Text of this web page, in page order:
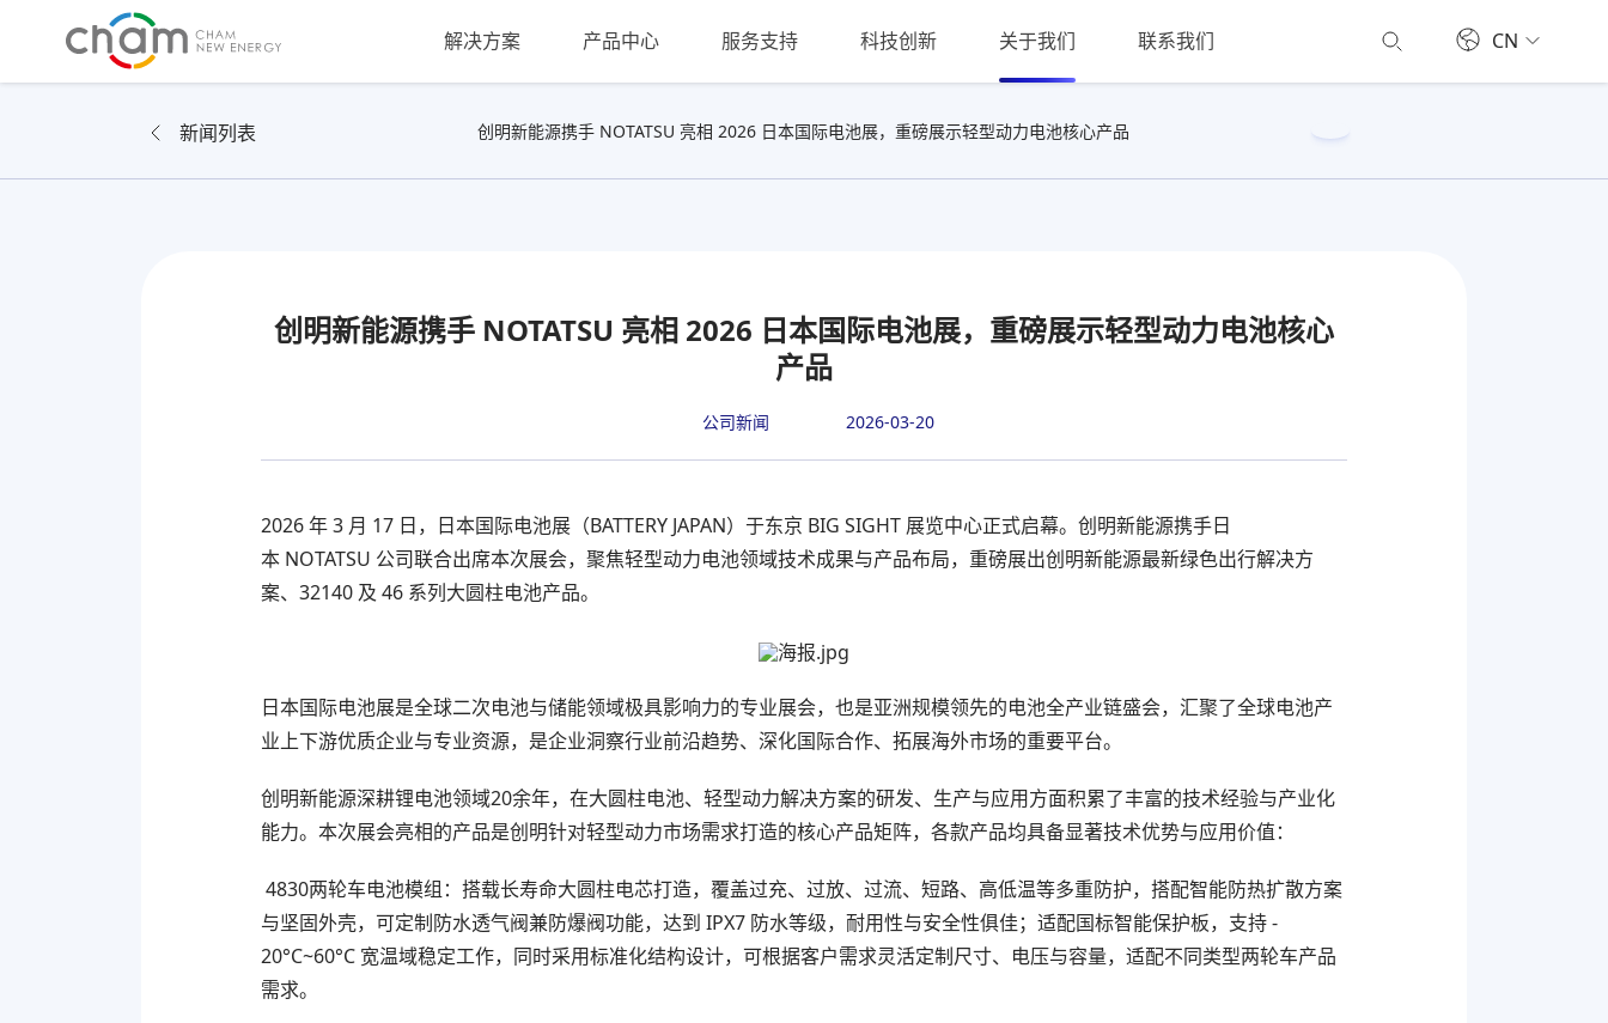
解决方案 产品中心 服务支持 科技创新 关于我们 联系我们 CN
新闻列表 创明新能源携手 NOTATSU 亮相 2026 日本国际电池展，重磅展示轻型动力电池核心产品
创明新能源携手 NOTATSU 亮相 2026 日本国际电池展，重磅展示轻型动力电池核心
产品
公司新闻 2026-03-20
2026 年 3 月 17 日，日本国际电池展（BATTERY JAPAN）于东京 BIG SIGHT 展览中心正式启幕。创明新能源携手日
本 NOTATSU 公司联合出席本次展会，聚焦轻型动力电池领域技术成果与产品布局，重磅展出创明新能源最新绿色出行解决方
案、32140 及 46 系列大圆柱电池产品。
日本国际电池展是全球二次电池与储能领域极具影响力的专业展会，也是亚洲规模领先的电池全产业链盛会，汇聚了全球电池产
业上下游优质企业与专业资源，是企业洞察行业前沿趋势、深化国际合作、拓展海外市场的重要平台。
创明新能源深耕锂电池领域20余年，在大圆柱电池、轻型动力解决方案的研发、生产与应用方面积累了丰富的技术经验与产业化
能力。本次展会亮相的产品是创明针对轻型动力市场需求打造的核心产品矩阵，各款产品均具备显著技术优势与应用价值：
4830两轮车电池模组：搭载长寿命大圆柱电芯打造，覆盖过充、过放、过流、短路、高低温等多重防护，搭配智能防热扩散方案
与坚固外壳，可定制防水透气阀兼防爆阀功能，达到 IPX7 防水等级，耐用性与安全性俱佳；适配国标智能保护板，支持 -
20°C~60°C 宽温域稳定工作，同时采用标准化结构设计，可根据客户需求灵活定制尺寸、电压与容量，适配不同类型两轮车产品
需求。